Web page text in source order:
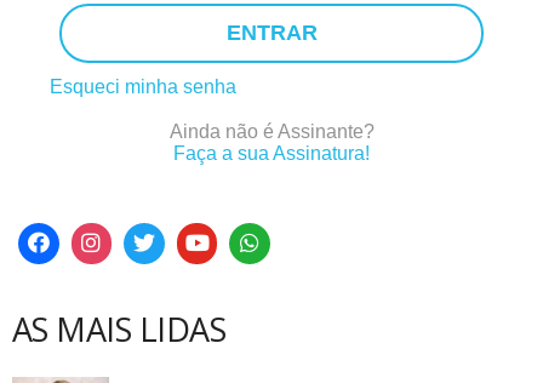
ENTRAR
Esqueci minha senha
Ainda não é Assinante?
Faça a sua Assinatura!
AS MAIS LIDAS